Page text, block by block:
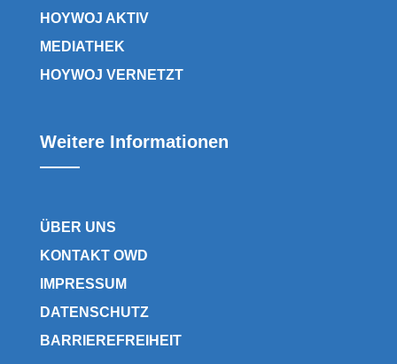
HOYWOJ AKTIV
MEDIATHEK
HOYWOJ VERNETZT
Weitere Informationen
ÜBER UNS
KONTAKT OWD
IMPRESSUM
DATENSCHUTZ
BARRIEREFREIHEIT